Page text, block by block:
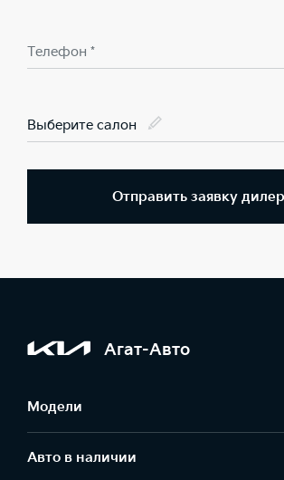
Телефон *
Выберите салон
Отправить заявку
Агат-Авто
Модели
Авто в наличии